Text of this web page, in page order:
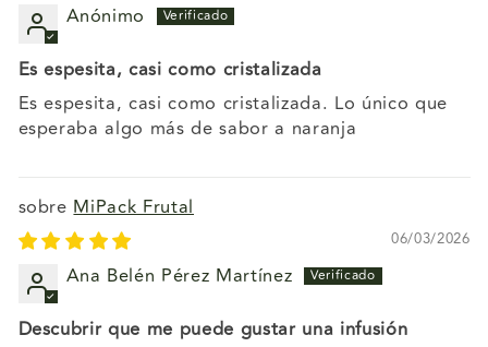
Anónimo
Es espesita, casi como cristalizada
Es espesita, casi como cristalizada. Lo único que
esperaba algo más de sabor a naranja
MiPack Frutal
06/03/2026
Ana Belén Pérez Martínez
Descubrir que me puede gustar una infusión